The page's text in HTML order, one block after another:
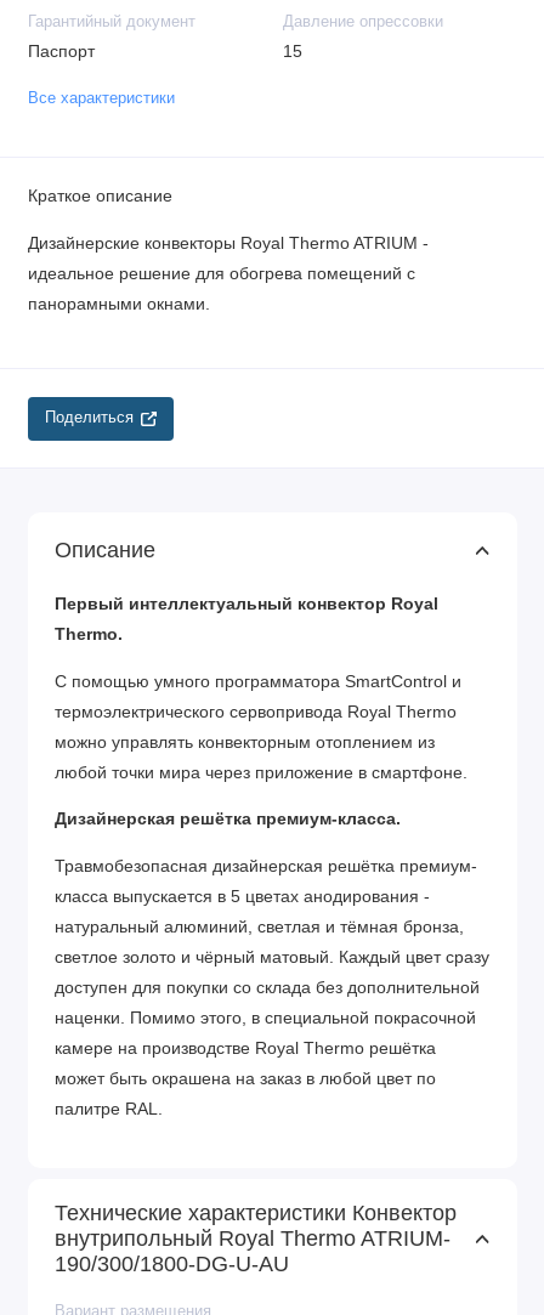
Гарантийный документ
Паспорт
Давление опрессовки
15
Все характеристики
Краткое описание
Дизайнерские конвекторы Royal Thermo ATRIUM -
идеальное решение для обогрева помещений c
панорамными окнами.
Поделиться
Описание
Первый интеллектуальный конвектор Royal
Thermo.
C помощью умного программатора SmartControl и
термоэлектрического сервопривода Royal Thermo
можно управлять конвекторным отоплением из
любой точки мира через приложение в смартфоне.
Дизайнерская решётка премиум-класса.
Травмобезопасная дизайнерская решётка премиум-
класса выпускается в 5 цветах анодирования -
натуральный алюминий, светлая и тёмная бронза,
светлое золото и чёрный матовый. Каждый цвет сразу
доступен для покупки со склада без дополнительной
наценки. Помимо этого, в специальной покрасочной
камере на производстве Royal Thermo решётка
может быть окрашена на заказ в любой цвет по
палитре RAL.
пластик долговечен и не подвержен разрушению от
воздействия ультрафиолета и перепадов температур.
Высокоэластичные фиксаторы позволяют легко и
компактно свернуть решётку, поэтому её удобно мыть
Технические характеристики Конвектор
внутрипольный Royal Thermo ATRIUM-
190/300/1800-DG-U-AU